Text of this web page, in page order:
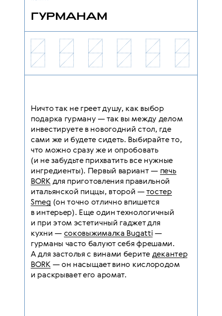
ГУРМАНАМ
Ничто так не греет душу, как выбор
подарка гурману — так вы между делом
инвестируете в новогодний стол, где
сами же и будете сидеть. Выбирайте то,
что можно сразу же и опробовать
(и не забудьте прихватить все нужные
ингредиенты). Первый вариант — печь
BORKдля приготовления правильной
итальянской пиццы, второй —тостер
Smeg (он точно отлично впишется
в интерьер). Еще один технологичный
и при этом эстетичный гаджет для
кухни — соковыжималка Bugatti —
гурманы часто балуют себя фрешами.
А для застолья с винами берите декантер
BORK— он насыщает вино кислородом
и раскрывает его аромат.